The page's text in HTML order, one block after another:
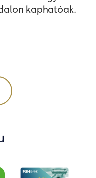
kaphatóak.